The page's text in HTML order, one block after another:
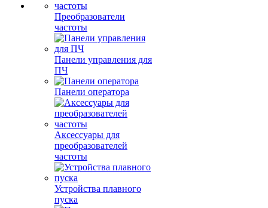
Преобразователи
частоты
Панели управления для
ПЧ
Панели оператора
Аксессуары для
преобразователей
частоты
Устройства плавного
пуска